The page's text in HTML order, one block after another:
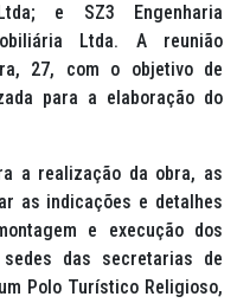
e SZ3 Engenharia
Ltda. A reunião
27, com o objetivo de
para a elaboração do
a realização da obra, as
as indicações e detalhes
e execução dos
das secretarias de
Polo Turístico Religioso,